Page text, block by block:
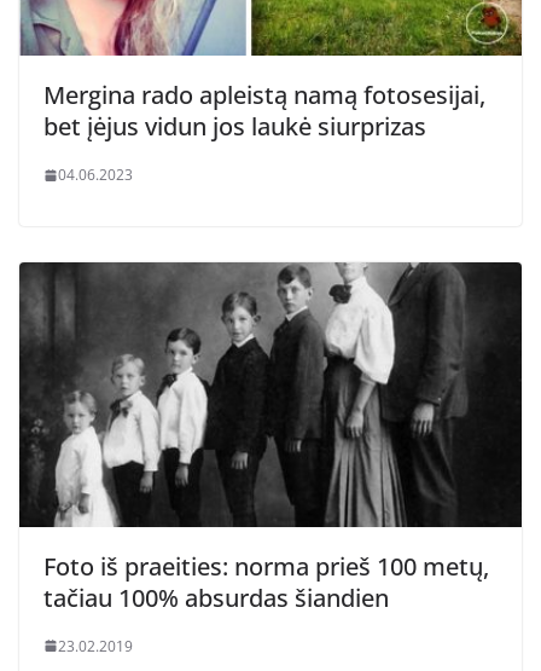
Mergina rado apleistą namą fotosesijai,
bet įėjus vidun jos laukė siurprizas
04.06.2023
Foto iš praeities: norma prieš 100 metų,
tačiau 100% absurdas šiandien
23.02.2019